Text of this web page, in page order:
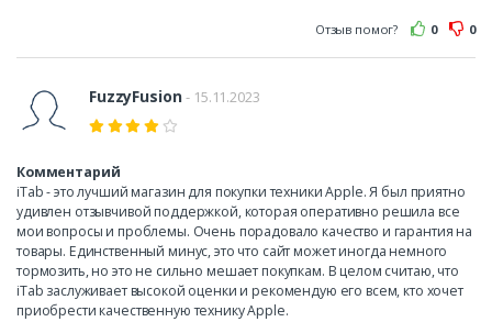
Отзыв помог? 0 0
FuzzyFusion - 15.11.2023
Комментарий
iTab - это лучший магазин для покупки техники Apple. Я был приятно
удивлен отзывчивой поддержкой, которая оперативно решила все
мои вопросы и проблемы. Очень порадовало качество и гарантия на
товары. Единственный минус, это что сайт может иногда немного
тормозить, но это не сильно мешает покупкам. В целом считаю, что
iTab заслуживает высокой оценки и рекомендую его всем, кто хочет
приобрести качественную технику Apple.